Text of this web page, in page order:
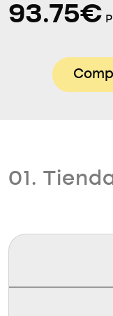
93.75€
01.